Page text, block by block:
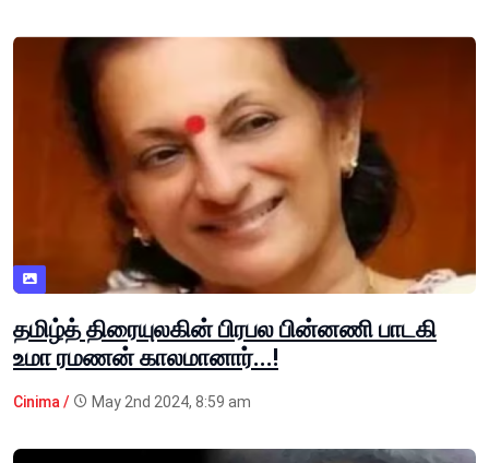
தமிழ்த் திரையுலகின் பிரபல பின்னணி பாடகி
உமா ரமணன் காலமானார்...!
Cinima / May 2nd 2024, 8:59 am